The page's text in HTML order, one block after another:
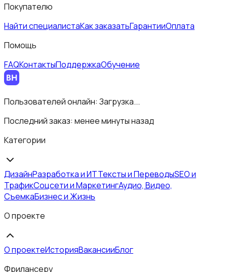
Покупателю
Найти специалистаКак заказатьГарантииОплата
Помощь
FAQКонтактыПоддержкаОбучение
Пользователей онлайн: Загрузка...
Последний заказ: менее минуты назад
Категории
ДизайнРазработка и ИТТексты и ПереводыSEO и
ТрафикСоцсети и МаркетингАудио, Видео,
СъемкаБизнес и Жизнь
О проекте
О проектеИсторияВакансииБлог
Фрилансеру